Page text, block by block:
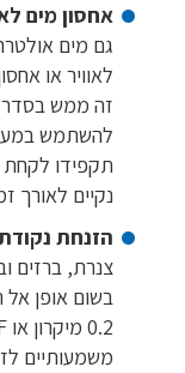
אחסון מים
גם מים
לאוויר או
זה ממש
להשתמש
תקפידו לקחת
נקיים לאורך
הזנחת
צנרת, ברזים
בשום אופן אל
משמעותיים